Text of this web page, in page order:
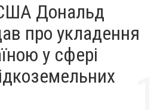
Дональд
про укладення
у сфері